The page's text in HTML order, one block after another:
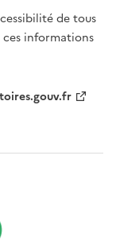
de tous
informations